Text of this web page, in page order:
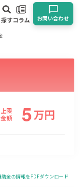
探すコラム お問い合わせ
上限
金額
5万円
助金の情報をPDFダウンロード